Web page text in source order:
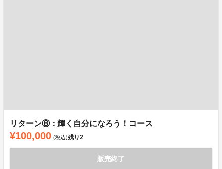
リターン⑧：輝く自分になろう！コース
¥100,000 (税込)残り2
販売終了